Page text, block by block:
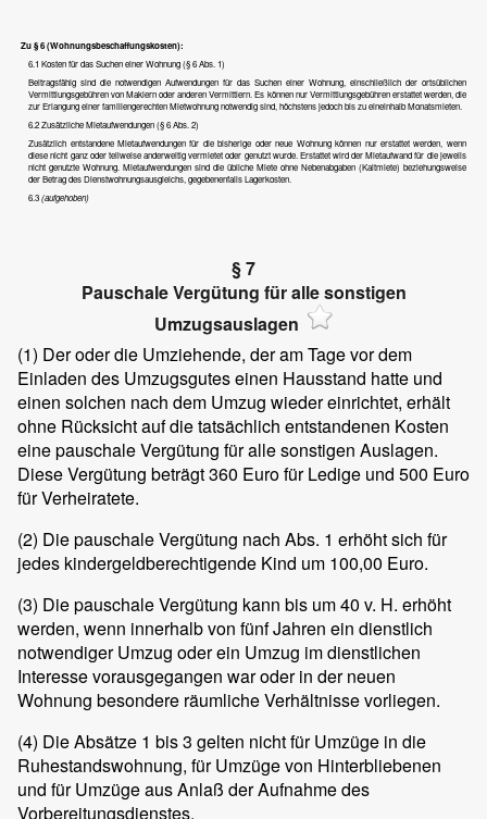
Zu § 6 (Wohnungsbeschaffungskosten):
6.1 Kosten für das Suchen einer Wohnung (§ 6 Abs. 1)
Beitragsfähig sind die notwendigen Aufwendungen für das Suchen einer Wohnung, einschließlich der ortsüblichen
Vermittlungsgebühren von Maklern oder anderen Vermittlern. Es können nur Vermittlungsgebühren erstattet werden, die
zur Erlangung einer familiengerechten Mietwohnung notwendig sind, höchstens jedoch bis zu eineinhalb Monatsmieten.
6.2 Zusätzliche Mietaufwendungen (§ 6 Abs. 2)
Zusätzlich entstandene Mietaufwendungen für die bisherige oder neue Wohnung können nur erstattet werden, wenn
diese nicht ganz oder teilweise anderweitig vermietet oder genutzt wurde. Erstattet wird der Mietaufwand für die jeweils
nicht genutzte Wohnung. Mietaufwendungen sind die übliche Miete ohne Nebenabgaben (Kaltmiete) beziehungsweise
der Betrag des Dienstwohnungsausgleichs, gegebenenfalls Lagerkosten.
6.3(aufgehoben)
§ 7
Pauschale Vergütung für alle sonstigen
Umzugsauslagen
(1) Der oder die Umziehende, der am Tage vor dem
Einladen des Umzugsgutes einen Hausstand hatte und
einen solchen nach dem Umzug wieder einrichtet, erhält
ohne Rücksicht auf die tatsächlich entstandenen Kosten
eine pauschale Vergütung für alle sonstigen Auslagen.
Diese Vergütung beträgt 360 Euro für Ledige und 500 Euro
für Verheiratete.
(2) Die pauschale Vergütung nach Abs. 1 erhöht sich für
jedes kindergeldberechtigende Kind um 100,00 Euro.
(3) Die pauschale Vergütung kann bis um 40 v. H. erhöht
werden, wenn innerhalb von fünf Jahren ein dienstlich
notwendiger Umzug oder ein Umzug im dienstlichen
Interesse vorausgegangen war oder in der neuen
Wohnung besondere räumliche Verhältnisse vorliegen.
(4) Die Absätze 1 bis 3 gelten nicht für Umzüge in die
Ruhestandswohnung, für Umzüge von Hinterbliebenen
und für Umzüge aus Anlaß der Aufnahme des
Vorbereitungsdienstes.